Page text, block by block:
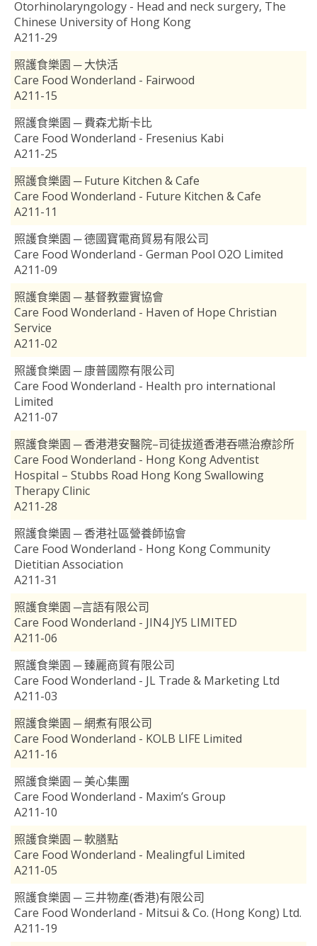
Otorhinolaryngology - Head and neck surgery, The
Chinese University of Hong Kong
A211-29
照護食樂園 ─ 大快活
Care Food Wonderland - Fairwood
A211-15
照護食樂園 ─ 費森尤斯卡比
Care Food Wonderland - Fresenius Kabi
A211-25
照護食樂園 ─ Future Kitchen & Cafe
Care Food Wonderland - Future Kitchen & Cafe
A211-11
照護食樂園 ─ 德國寶電商貿易有限公司
Care Food Wonderland - German Pool O2O Limited
A211-09
照護食樂園 ─ 基督教靈實協會
Care Food Wonderland - Haven of Hope Christian
Service
A211-02
照護食樂園 ─ 康普國際有限公司
Care Food Wonderland - Health pro international
Limited
A211-07
照護食樂園 ─ 香港港安醫院–司徒拔道香港吞嚥治療診所
Care Food Wonderland - Hong Kong Adventist
Hospital – Stubbs Road Hong Kong Swallowing
Therapy Clinic
A211-28
照護食樂園 ─ 香港社區營養師協會
Care Food Wonderland - Hong Kong Community
Dietitian Association
A211-31
照護食樂園 ─言語有限公司
Care Food Wonderland - JIN4 JY5 LIMITED
A211-06
照護食樂園 ─ 臻麗商貿有限公司
Care Food Wonderland - JL Trade & Marketing Ltd
A211-03
照護食樂園 ─ 網煮有限公司
Care Food Wonderland - KOLB LIFE Limited
A211-16
照護食樂園 ─ 美心集團
Care Food Wonderland - Maxim’s Group
A211-10
照護食樂園 ─ 軟膳點
Care Food Wonderland - Mealingful Limited
A211-05
照護食樂園 ─ 三井物產(香港)有限公司
Care Food Wonderland - Mitsui & Co. (Hong Kong) Ltd.
A211-19